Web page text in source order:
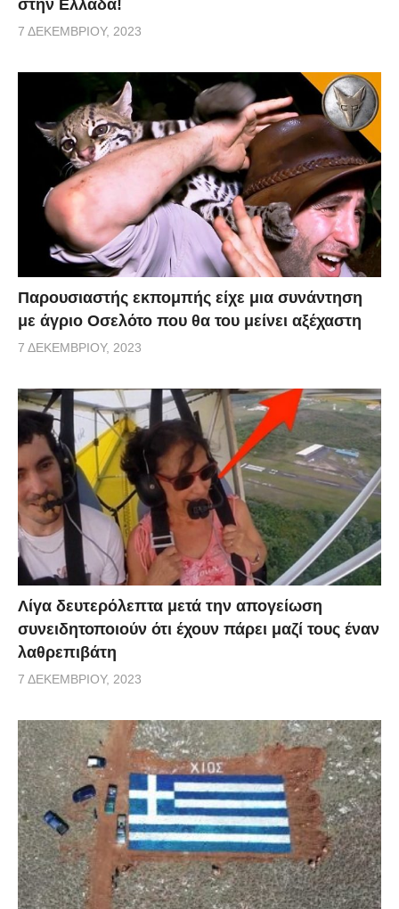
στην Ελλάδα!
7 ΔΕΚΕΜΒΡΊΟΥ, 2023
Παρουσιαστής εκπομπής είχε μια συνάντηση
με άγριο Οσελότο που θα του μείνει αξέχαστη
7 ΔΕΚΕΜΒΡΊΟΥ, 2023
Λίγα δευτερόλεπτα μετά την απογείωση
συνειδητοποιούν ότι έχουν πάρει μαζί τους έναν
λαθρεπιβάτη
7 ΔΕΚΕΜΒΡΊΟΥ, 2023